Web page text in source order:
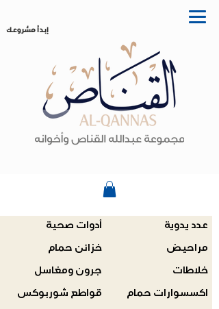
إبدأ مشروعك
أدوات صحية
خزائن حمام
جرون ومغاسل
قواطع شوربوكس
عدد يدوية
مراحيض
خلاطات
اكسسوارات حمام